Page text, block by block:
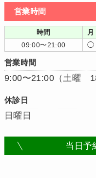
営業時間
時間 月
09:00〜21:00
◯
営業時間
9:00〜21:00（土曜
休診日
日曜日
当日予